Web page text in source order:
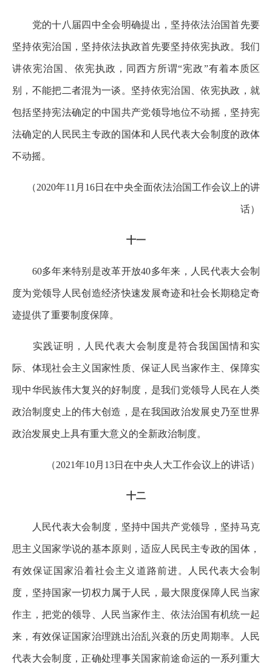
党的十八届四中全会明确提出，坚持依法治国首先要
坚持依宪治国，坚持依法执政首先要坚持依宪执政。我们
讲依宪治国、依宪执政，同西方所谓“宪政”有着本质区
别，不能把二者混为一谈。坚持依宪治国、依宪执政，就
包括坚持宪法确定的中国共产党领导地位不动摇，坚持宪
法确定的人民民主专政的国体和人民代表大会制度的政体
不动摇。
（2020年11月16日在中央全面依法治国工作会议上的讲
话）
十一
60多年来特别是改革开放40多年来，人民代表大会制
度为党领导人民创造经济快速发展奇迹和社会长期稳定奇
迹提供了重要制度保障。
实践证明，人民代表大会制度是符合我国国情和实
际、体现社会主义国家性质、保证人民当家作主、保障实
现中华民族伟大复兴的好制度，是我们党领导人民在人类
政治制度史上的伟大创造，是在我国政治发展史乃至世界
政治发展史上具有重大意义的全新政治制度。
（2021年10月13日在中央人大工作会议上的讲话）
十二
人民代表大会制度，坚持中国共产党领导，坚持马克
思主义国家学说的基本原则，适应人民民主专政的国体，
有效保证国家沿着社会主义道路前进。人民代表大会制
度，坚持国家一切权力属于人民，最大限度保障人民当家
作主，把党的领导、人民当家作主、依法治国有机统一起
来，有效保证国家治理跳出治乱兴衰的历史周期率。人民
代表大会制度，正确处理事关国家前途命运的一系列重大